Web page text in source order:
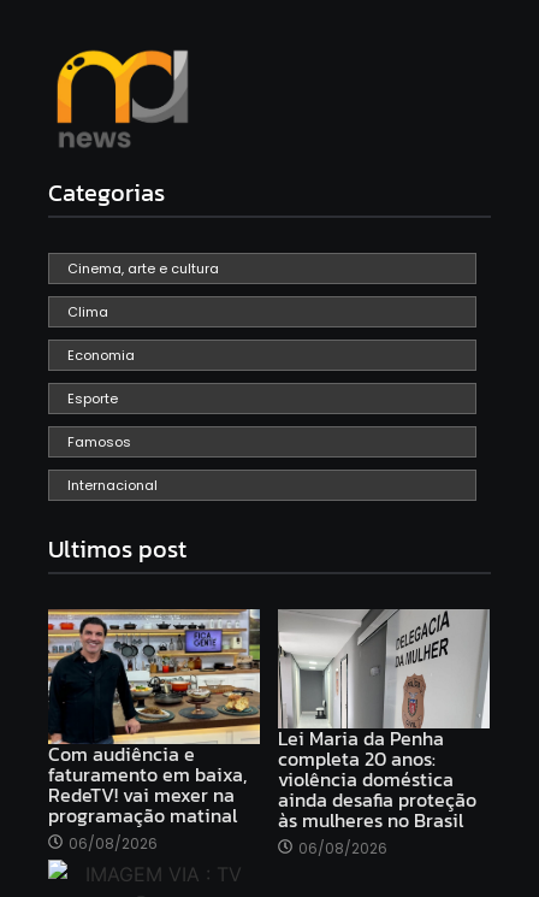
Categorias
Cinema, arte e cultura
Clima
Economia
Esporte
Famosos
Internacional
Ultimos post
Com audiência e
faturamento em baixa,
RedeTV! vai mexer na
programação matinal
06/08/2026
Lei Maria da Penha
completa 20 anos:
violência doméstica
ainda desafia proteção
às mulheres no Brasil
06/08/2026